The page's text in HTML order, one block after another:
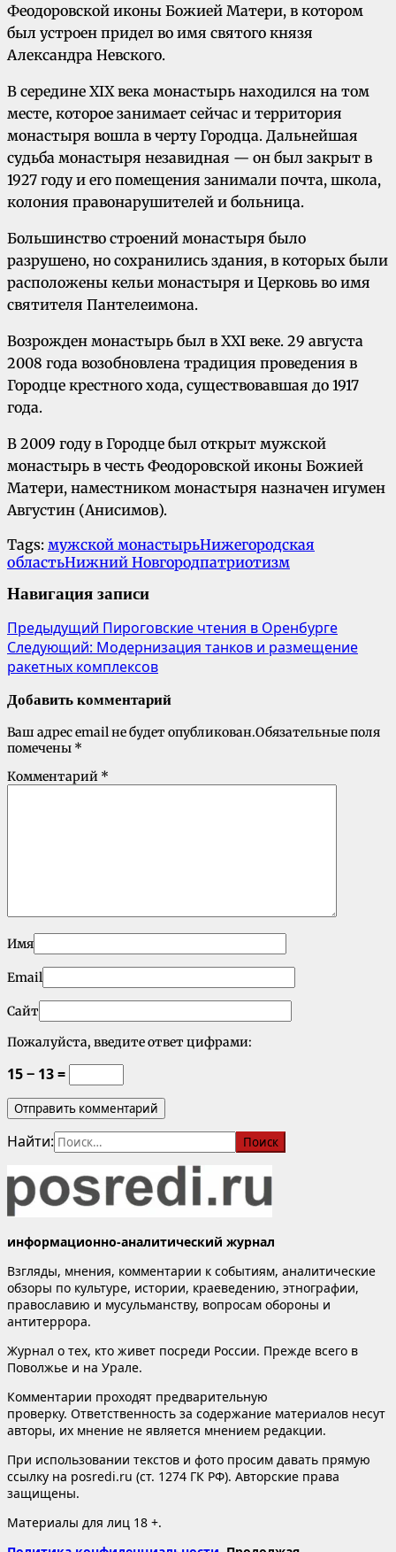
Феодоровской иконы Божией Матери, в котором
был устроен придел во имя святого князя
Александра Невского.
В середине XIX века монастырь находился на том
месте, которое занимает сейчас и территория
монастыря вошла в черту Городца. Дальнейшая
судьба монастыря незавидная — он был закрыт в
1927 году и его помещения занимали почта, школа,
колония правонарушителей и больница.
Большинство строений монастыря было
разрушено, но сохранились здания, в которых были
расположены кельи монастыря и Церковь во имя
святителя Пантелеимона.
Возрожден монастырь был в XXI веке. 29 августа
2008 года возобновлена традиция проведения в
Городце крестного хода, существовавшая до 1917
года.
В 2009 году в Городце был открыт мужской
монастырь в честь Феодоровской иконы Божией
Матери, наместником монастыря назначен игумен
Августин (Анисимов).
Tags: мужской монастырьНижегородская
областьНижний Новгородпатриотизм
Навигация записи
Предыдущий Пироговские чтения в Оренбурге
Следующий: Модернизация танков и размещение
ракетных комплексов
Добавить комментарий
Ваш адрес email не будет опубликован.Обязательные поля
помечены *
Комментарий *
Имя
Email
Сайт
Пожалуйста, введите ответ цифрами:
15 − 13 =
Найти:
информационно-аналитический журнал
Взгляды, мнения, комментарии к событиям, аналитические
обзоры по культуре, истории, краеведению, этнографии,
православию и мусульманству, вопросам обороны и
антитеррора.
Журнал о тех, кто живет посреди России. Прежде всего в
Поволжье и на Урале.
Комментарии проходят предварительную
проверку. Ответственность за содержание материалов несут
авторы, их мнение не является мнением редакции.
При использовании текстов и фото просим давать прямую
ссылку на posredi.ru (ст. 1274 ГК РФ). Авторские права
защищены.
Материалы для лиц 18 +.